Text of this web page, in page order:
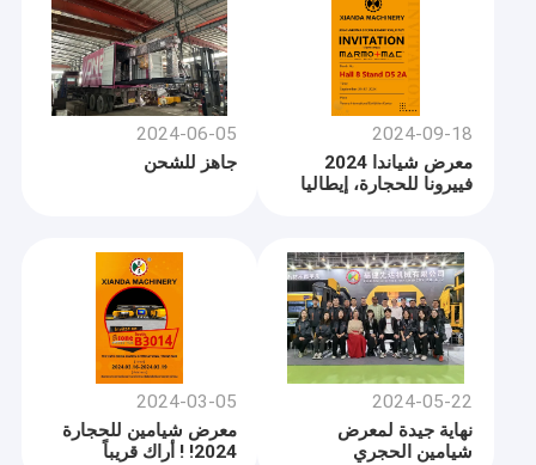
2024-09-18
معرض شياندا 2024
فييرونا للحجارة، إيطاليا
2024-06-05
جاهز للشحن
2024-05-22
نهاية جيدة لمعرض
شيامين الحجري
2024-03-05
معرض شيامين للحجارة
2024! ! أراك قريباً